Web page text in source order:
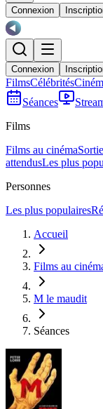
Connexion
Connexion
FilmsCélébrités
Séances
Films
Films au cinéma
attendusLes plus
Personnes
Les plus populaires
Accueil
Films au
M le maudit
Séances